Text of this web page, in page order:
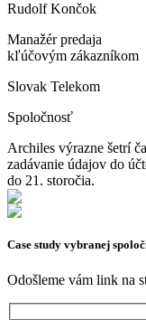
Rudolf Končok
Manažér predaja
kľúčovým zákazníkom
Slovak Telekom
Spoločnosť
Archiles výrazne šetrí
zadávanie údajov do
do 21. storočia.
Case study vybranej
Odošleme vám link na